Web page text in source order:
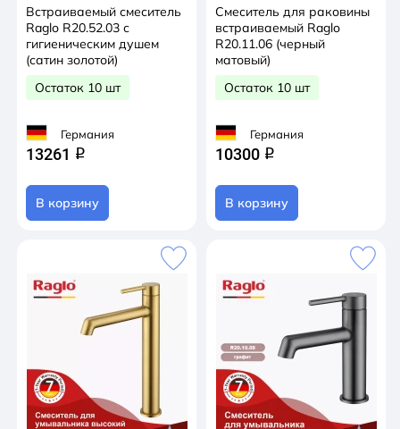
Встраиваемый смеситель
Raglo R20.52.03 с
гигиеническим душем
(сатин золотой)
Остаток 10 шт
Германия
13261 q
В корзину
Смеситель для раковины
встраиваемый Raglo
R20.11.06 (черный
матовый)
Остаток 10 шт
Германия
10300 q
В корзину